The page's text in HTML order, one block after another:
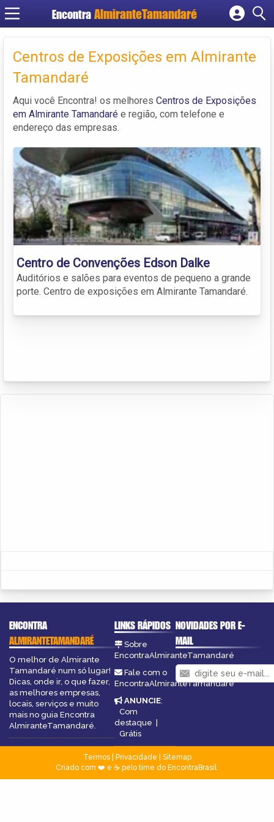
Encontra
Cadastrar empresa
Fazer login
Criar conta
Centros de Exposições em Almirante
Tamandaré
Aqui você Encontra! os melhores Centros de Exposições
em Almirante Tamandaré e região, com telefone e
endereço das empresas.
Centro de Convenções Edson Dalke
Auditórios e salões para eventos de pequeno a grande
porte. Centro de exposições em Almirante Tamandaré.
ENCONTRA
ALMIRANTETAMANDARÉ
O melhor de Almirante
Tamandaré num só lugar!
Dicas, onde ir, o que fazer,
as melhores empresas,
locais, serviços e muito
mais no guia Encontra
AlmiranteTamandaré.
LINKS RÁPIDOS
Sobre
EncontraAlmiranteTamandaré
Fale com o
EncontraAlmiranteTamandaré
ANUNCIE:
Com
destaque |
Grátis
NOVIDADES POR E-
MAIL
Termos| Privacidade
Sitemap
Criado com ❤️ e ☕ pelo time do EncontraBrasil